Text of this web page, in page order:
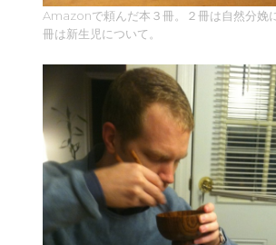
Amazonで頼んだ本３冊。２冊は自然分娩
冊は新生児について。